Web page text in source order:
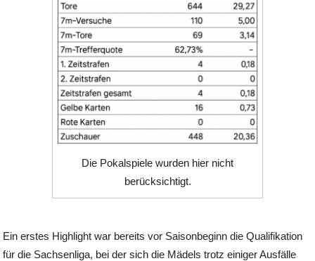
Die Pokalspiele wurden hier nicht
berücksichtigt.
Ein erstes Highlight war bereits vor Saisonbeginn die Qualifikation
für die Sachsenliga, bei der sich die Mädels trotz einiger Ausfälle